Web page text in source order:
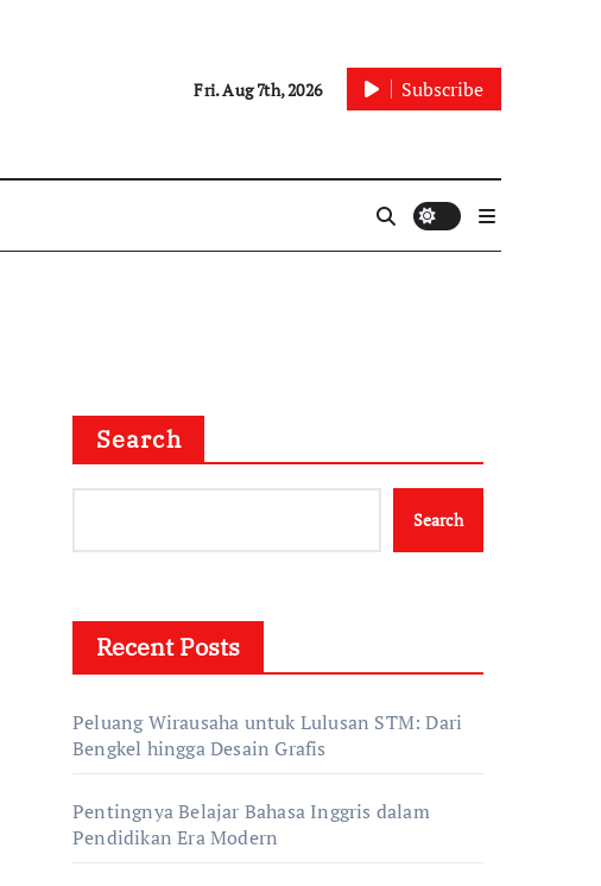
Fri. Aug 7th, 2026 Subscribe
Search
Search
Recent Posts
Peluang Wirausaha untuk Lulusan STM: Dari
Bengkel hingga Desain Grafis
Pentingnya Belajar Bahasa Inggris dalam
Pendidikan Era Modern